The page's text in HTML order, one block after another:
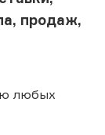
продаж,
любых